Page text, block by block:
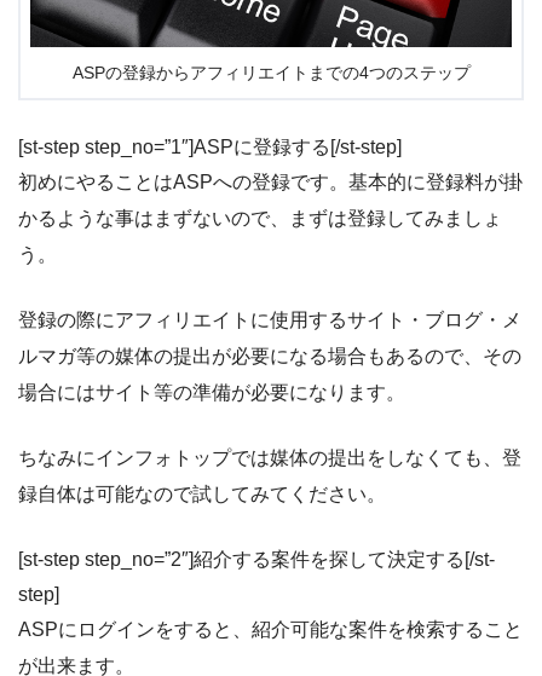
ASPの登録からアフィリエイトまでの4つのステップ
[st-step step_no=”1″]ASPに登録する[/st-step]
初めにやることはASPへの登録です。基本的に登録料が掛
かるような事はまずないので、まずは登録してみましょ
う。
登録の際にアフィリエイトに使用するサイト・ブログ・メ
ルマガ等の媒体の提出が必要になる場合もあるので、その
場合にはサイト等の準備が必要になります。
ちなみにインフォトップでは媒体の提出をしなくても、登
録自体は可能なので試してみてください。
[st-step step_no=”2″]紹介する案件を探して決定する[/st-
step]
ASPにログインをすると、紹介可能な案件を検索すること
が出来ます。